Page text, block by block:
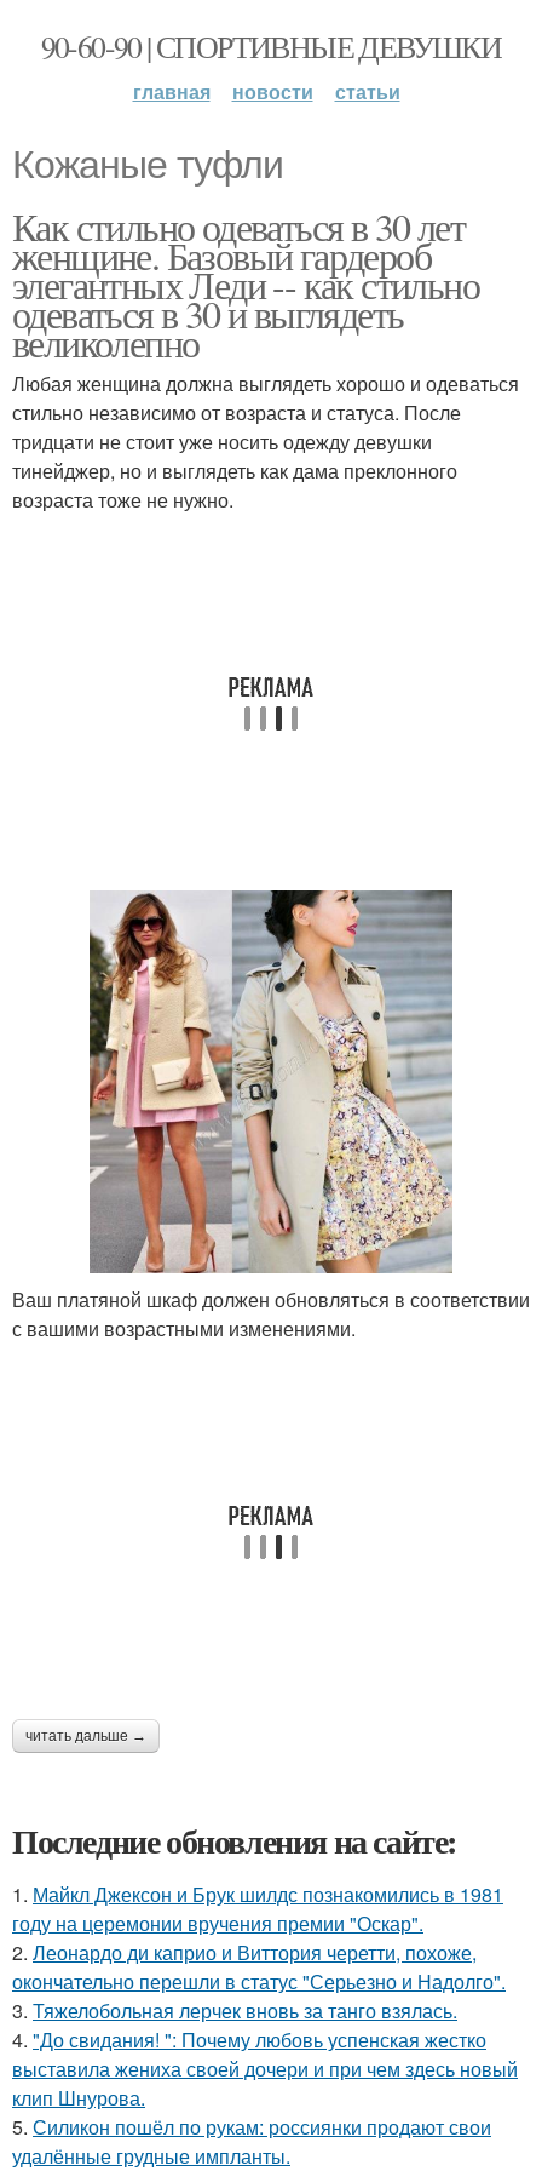
90-60-90 | СПОРТИВНЫЕ ДЕВУШКИ
главная новости статьи
Кожаные туфли
Как стильно одеваться в 30 лет
женщине. Базовый гардероб
элегантных Леди -- как стильно
одеваться в 30 и выглядеть
великолепно
Любая женщина должна выглядеть хорошо и одеваться
стильно независимо от возраста и статуса. После
тридцати не стоит уже носить одежду девушки
тинейджер, но и выглядеть как дама преклонного
возраста тоже не нужно.
Ваш платяной шкаф должен обновляться в соответствии
с вашими возрастными изменениями.
читать дальше →
Последние обновления на сайте:
1. Майкл Джексон и Брук шилдс познакомились в 1981
году на церемонии вручения премии "Оскар".
2. Леонардо ди каприо и Виттория черетти, похоже,
окончательно перешли в статус "Серьезно и Надолго".
3. Тяжелобольная лерчек вновь за танго взялась.
4. "До свидания! ": Почему любовь успенская жестко
выставила жениха своей дочери и при чем здесь новый
клип Шнурова.
5. Силикон пошёл по рукам: россиянки продают свои
удалённые грудные импланты.